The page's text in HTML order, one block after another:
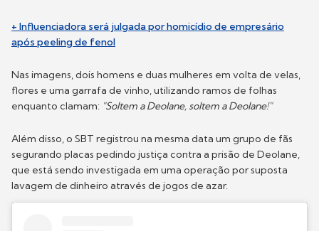
+ Influenciadora será julgada por homicídio de empresário
após peeling de fenol
Nas imagens, dois homens e duas mulheres em volta de velas,
flores e uma garrafa de vinho, utilizando ramos de folhas
enquanto clamam: "Soltem a Deolane, soltem a Deolane!"
Além disso, o SBT registrou na mesma data um grupo de fãs
segurando placas pedindo justiça contra a prisão de Deolane,
que está sendo investigada em uma operação por suposta
lavagem de dinheiro através de jogos de azar.